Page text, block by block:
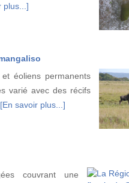
plus...]
éoliens permanents
varié avec des récifs
[En savoir plus...]
couvrant une